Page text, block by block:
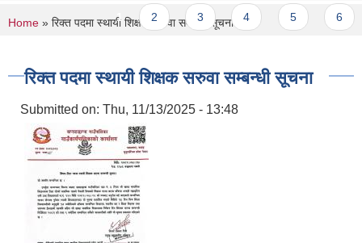
Pages
1 2 3 4
You are here
Home » रिक्त पदमा स्थायी शिक्षक सरुवा सम्बन्धी सूचना
रिक्त पदमा स्थायी शिक्षक सरुवा सम्बन्धी सूचना
Submitted on: Thu, 11/13/2025 - 13:48